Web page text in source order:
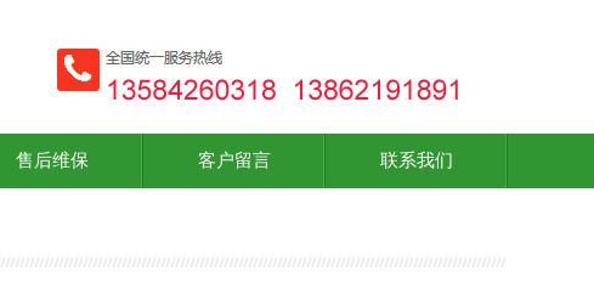
售后维保 客户留言 联系我们